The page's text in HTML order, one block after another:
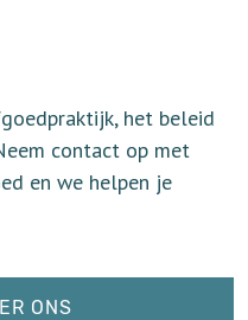
het beleid
contact op met
en we helpen je
ONS